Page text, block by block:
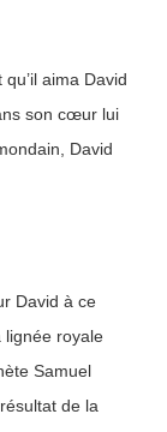
aima David
son cœur lui
David
David à ce
lignée royale
Samuel
de la